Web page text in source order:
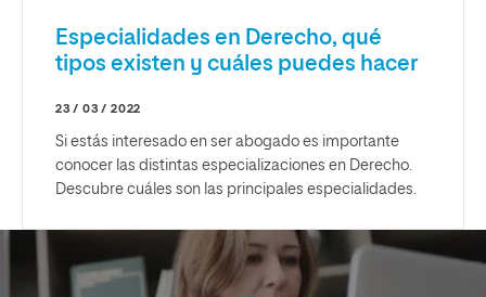
Especialidades en Derecho, qué
tipos existen y cuáles puedes hacer
23 / 03 / 2022
Si estás interesado en ser abogado es importante
conocer las distintas especializaciones en Derecho.
Descubre cuáles son las principales especialidades.